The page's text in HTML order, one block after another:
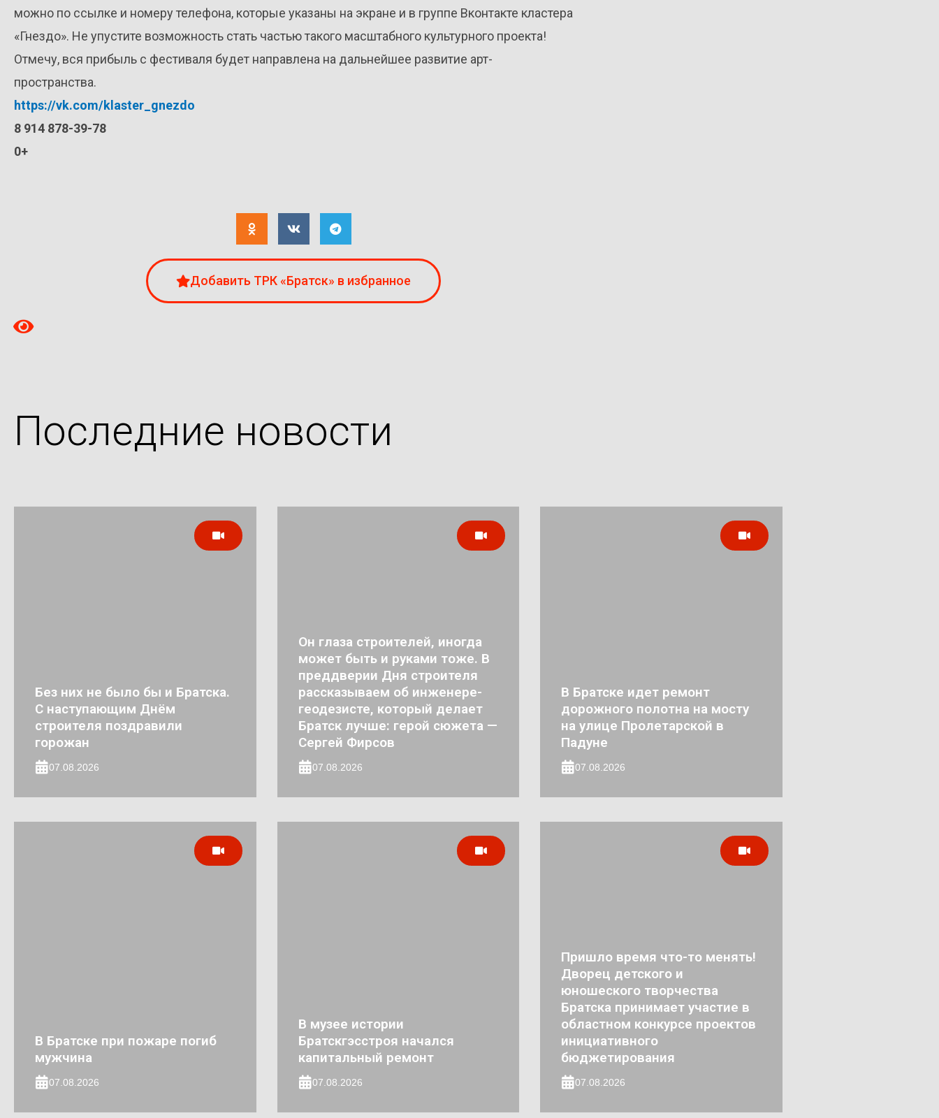
можно по ссылке и номеру телефона, которые указаны на экране и в группе Вконтакте кластера
«Гнездо». Не упустите возможность стать частью такого масштабного культурного проекта!
Отмечу, вся прибыль с фестиваля будет направлена на дальнейшее развитие арт-
пространства.
https://vk.com/klaster_gnezdo
8 914 878-39-78
0+
Добавить ТРК «Братск» в избранное
Последние новости
Без них не было бы и Братска.
С наступающим Днём
строителя поздравили
горожан
07.08.2026
Он глаза строителей, иногда
может быть и руками тоже. В
преддверии Дня строителя
рассказываем об инженере-
геодезисте, который делает
Братск лучше: герой сюжета —
Сергей Фирсов
07.08.2026
В Братске идет ремонт
дорожного полотна на мосту
на улице Пролетарской в
Падуне
07.08.2026
В Братске при пожаре погиб
мужчина
07.08.2026
В музее истории
Братскгэсстроя начался
капитальный ремонт
07.08.2026
Пришло время что-то менять!
Дворец детского и
юношеского творчества
Братска принимает участие в
областном конкурсе проектов
инициативного
бюджетирования
07.08.2026